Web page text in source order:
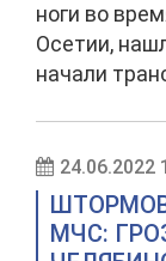
ноги во
Осетии,
начали
24.06.2022
МЧС: